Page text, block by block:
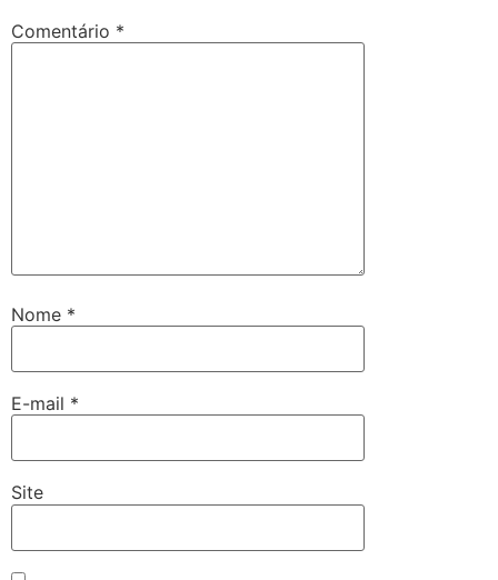
Comentário *
Nome *
E-mail *
Site